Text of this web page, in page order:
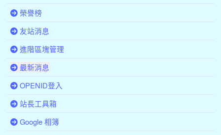
榮譽榜
友站消息
進階區塊管理
最新消息
OPENID登入
站長工具箱
Google 相簿